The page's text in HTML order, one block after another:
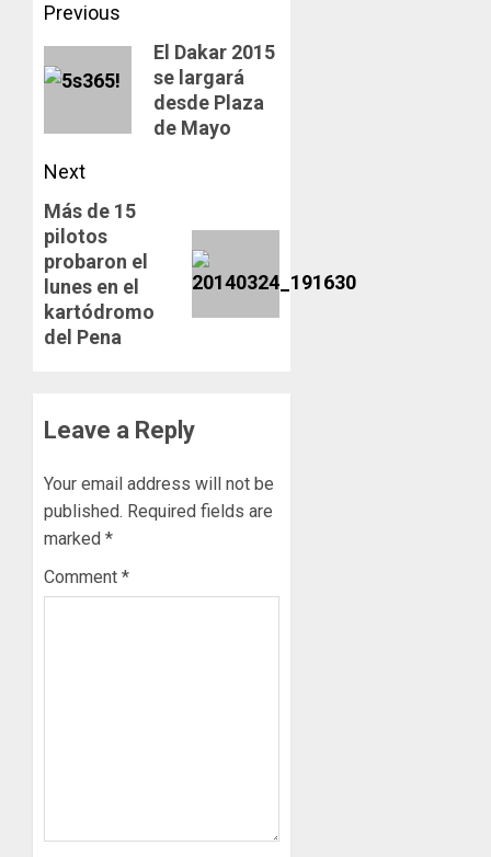
Post
navigation
Previous
Previous
post:
El Dakar 2015
se largará
desde Plaza
de Mayo
Next
Next
post:
Más de 15
pilotos
probaron el
lunes en el
kartódromo
del Pena
Leave a Reply
Your email address will not be
published. Required fields are
marked *
Comment *